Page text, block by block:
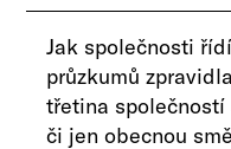
​​​​​​​​​​​​​Jak společnosti
průzkumů
třetina společností
či jen obecnou